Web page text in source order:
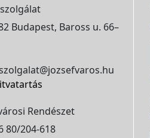
Budapest, Baross u. 66–
Rendészet
80/204-618